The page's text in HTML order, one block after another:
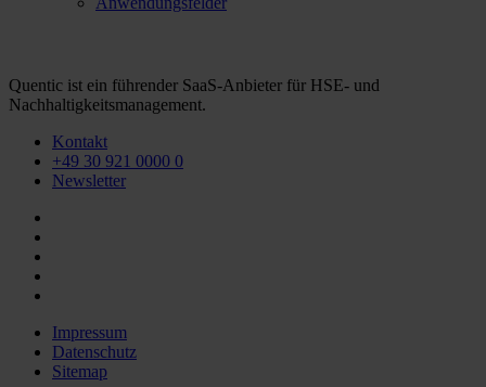
Quentic ist ein führender SaaS-Anbieter für HSE- und
Nachhaltigkeitsmanagement.
Kontakt
+49 30 921 0000 0
Newsletter
Impressum
Datenschutz
Sitemap